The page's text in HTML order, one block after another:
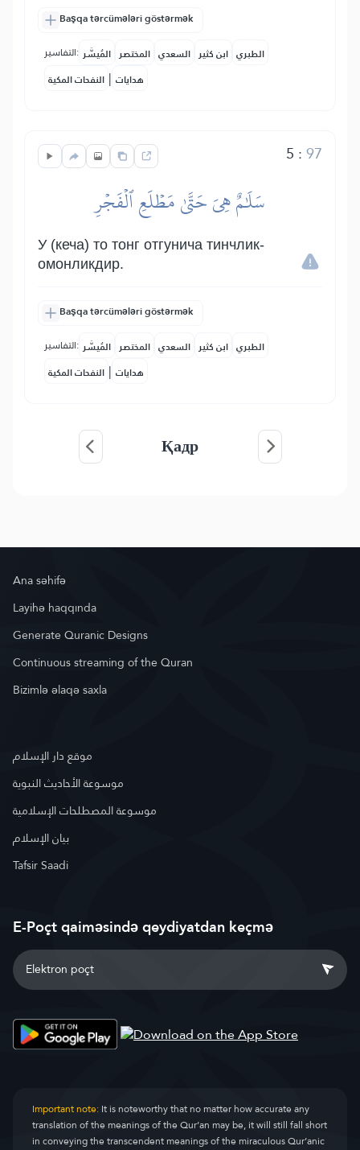
Başqa tərcümələri göstərmək
التفاسير: المُيسَّر المختصر السعدي ابن كثير الطبري
النفحات المكية | هدايات
5 :97
سَلَٰمٌ هِيَ حَتَّىٰ مَطۡلَعِ ٱلۡفَجۡرِ
У (кеча) то тонг отгунича тинчлик-
омонликдир.
Başqa tərcümələri göstərmək
التفاسير: المُيسَّر المختصر السعدي ابن كثير الطبري
النفحات المكية | هدايات
Қадр
Ana səhifə
Layihə haqqında
Generate Quranic Designs
Continuous streaming of the Quran
Bizimlə əlaqə saxla
موقع دار الإسلام
موسوعة الأحاديث النبوية
موسوعة المصطلحات الإسلامية
بيان الإسلام
Tafsir Saadi
E-Poçt qaiməsində qeydiyatdan keçmə
Important note:It is noteworthy that no matter how accurate any
translation of the meanings of the Qur’an may be, it will still fall short
in conveying the transcendent meanings of the miraculous Qur’anic